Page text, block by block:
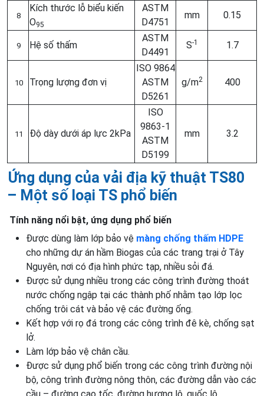
8
Kích thước lỗ biểu kiến
O95
ASTM
D4751
mm 0.15
9 Hệ số thấm
ASTM
D4491
S-1 1.7
10 Trọng lượng đơn vị
ISO 9864
ASTM
D5261
g/m2 400
11 Độ dày dưới áp lực 2kPa
ISO
9863-1
ASTM
D5199
mm 3.2
Ứng dụng của vải địa kỹ thuật TS80
– Một số loại TS phổ biến
Tính năng nổi bật, ứng dụng phổ biến
Được dùng làm lớp bảo vệ màng chống thấm HDPE
cho những dự án hầm Biogas của các trang trại ở Tây
Nguyên, nơi có địa hình phức tạp, nhiều sỏi đá.
Được sử dụng nhiều trong các công trình đường thoát
nước chống ngập tại các thành phố nhằm tạo lớp lọc
chống trôi cát và bảo vệ các đường ống.
Kết hợp với rọ đá trong các công trình đê kè, chống sạt
lở.
Làm lớp bảo vệ chân cầu.
Được sử dụng phổ biến trong các công trình đường nội
bộ, công trình đường nông thôn, các đường dẫn vào các
cầu – đường cao tốc, đường hương lộ, quốc lộ.